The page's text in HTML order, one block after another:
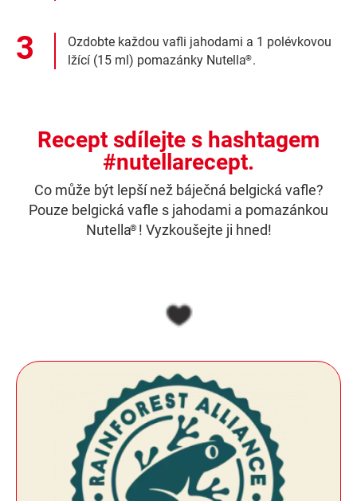
Ozdobte každou vafli jahodami a 1 polévkovou
lžící (15 ml) pomazánky Nutella®.
Recept sdílejte s hashtagem
#nutellarecept.
Co může být lepší než báječná belgická vafle?
Pouze belgická vafle s jahodami a pomazánkou
Nutella® ! Vyzkoušejte ji hned!